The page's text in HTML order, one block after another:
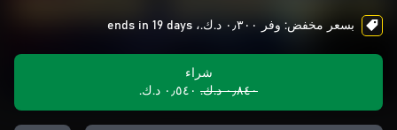
بسعر مخفض: وفر ٠٫٣٠٠ د.ك.‏، ends in 19 days
شراء
٠٫٨٤٠ د.ك.‏
٠٫٥٤٠ د.ك.‏